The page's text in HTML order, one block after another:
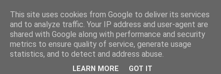
This site uses cookies from Google to deliver its services
and to analyze traffic. Your IP address and user-agent are
shared with Google along with performance and security
metrics to ensure quality of service, generate usage
statistics, and to detect and address abuse.
LEARN MORE GOT IT